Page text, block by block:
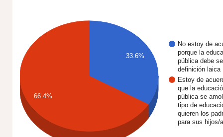
No estoy de
porque la
pública debe
definición laica
Estoy de
que la
pública se
tipo de
quieren los
para sus hijos/
33.6%
66.4%